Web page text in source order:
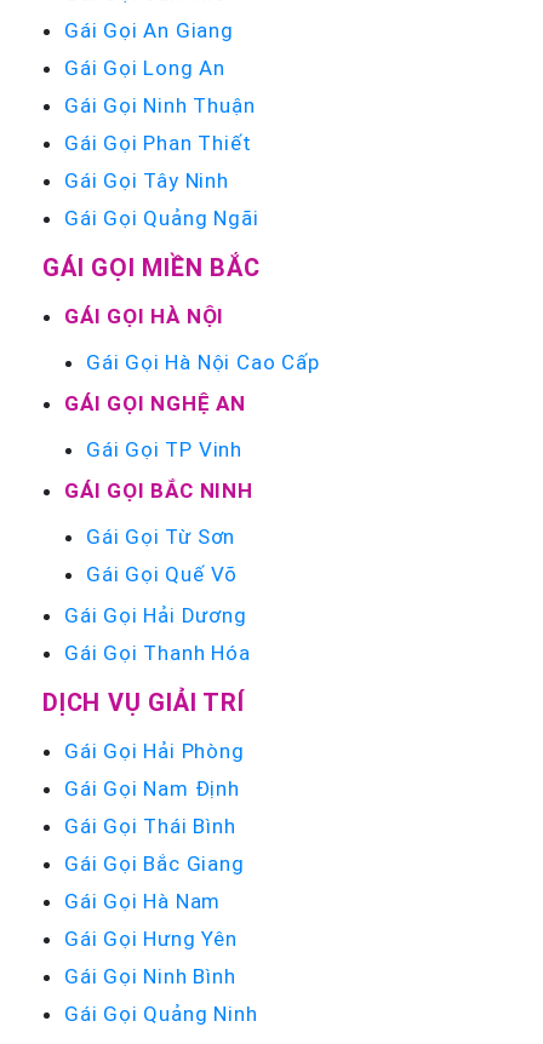
Gái Gọi An Giang
Gái Gọi Long An
Gái Gọi Ninh Thuận
Gái Gọi Phan Thiết
Gái Gọi Tây Ninh
Gái Gọi Quảng Ngãi
GÁI GỌI MIỀN BẮC
GÁI GỌI HÀ NỘI
Gái Gọi Hà Nội Cao Cấp
GÁI GỌI NGHỆ AN
Gái Gọi TP Vinh
GÁI GỌI BẮC NINH
Gái Gọi Từ Sơn
Gái Gọi Quế Võ
Gái Gọi Hải Dương
Gái Gọi Thanh Hóa
DỊCH VỤ GIẢI TRÍ
Gái Gọi Hải Phòng
Gái Gọi Nam Định
Gái Gọi Thái Bình
Gái Gọi Bắc Giang
Gái Gọi Hà Nam
Gái Gọi Hưng Yên
Gái Gọi Ninh Bình
Gái Gọi Quảng Ninh